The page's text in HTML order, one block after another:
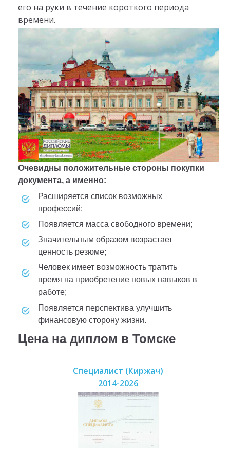
его на руки в течение короткого периода
времени.
Очевидны положительные стороны покупки
документа, а именно:
расширяется список возможных
профессий;
появляется масса свободного времени;
значительным образом возрастает
ценность резюме;
человек имеет возможность тратить
время на приобретение новых навыков в
работе;
появляется перспектива улучшить
финансовую сторону жизни.
Цена на диплом в Томске
Специалист (Киржач)
2014-2026